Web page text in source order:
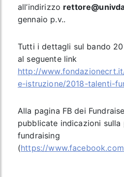
all’indirizzo
gennaio p.v..
Tutti i dettagli sul bando
al seguente link
http://
e-istruzione/2018-talenti-
Alla pagina FB dei
pubblicate indicazioni sulla
fundraising
(https://